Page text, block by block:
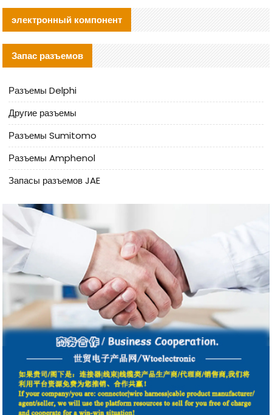
электронный компонент
Запас разъемов
Разъемы Delphi
Другие разъемы
Разъемы Sumitomo
Разъемы Amphenol
Запасы разъемов JAE